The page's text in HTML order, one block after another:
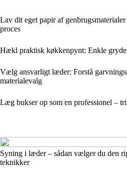
Lav dit eget papir af
proces
Hækl praktisk køkkenpynt: Enkle
Vælg ansvarligt læder: Forstå
materialevalg
Læg bukser op som en professionel –
Syning i læder – sådan vælger du den
teknikker